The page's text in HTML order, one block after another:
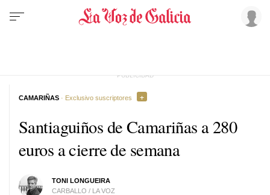
Santiaguiños de Camariñas a 280
euros a cierre de semana
TONI LONGUEIRA
CARBALLO / LA VOZ
CAMARIÑAS · Exclusivo suscriptores